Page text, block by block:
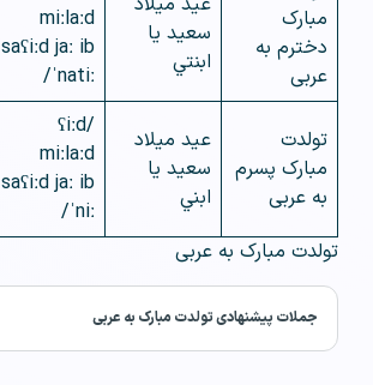
مبارک
دخترم به
عربی
سعيد يا
ابنتي
miːlaːd
saʕiːd jaː ib
ˈnatiː/
تولدت
مبارک پسرم
به عربی
عيد ميلاد
سعيد يا
ابني
/ʕiːd
miːlaːd
saʕiːd jaː ib
ˈniː/
تولدت مبارک به عربی
جملات پیشنهادی تولدت مبارک به عربی